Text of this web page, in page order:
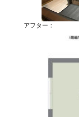
アフター：